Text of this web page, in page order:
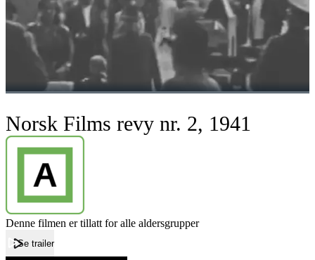
Norsk Films revy nr. 2, 1941
Denne filmen er tillatt for alle aldersgrupper
Se trailer